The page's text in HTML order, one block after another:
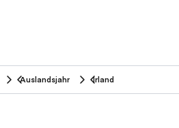
Auslandsjahr Irland